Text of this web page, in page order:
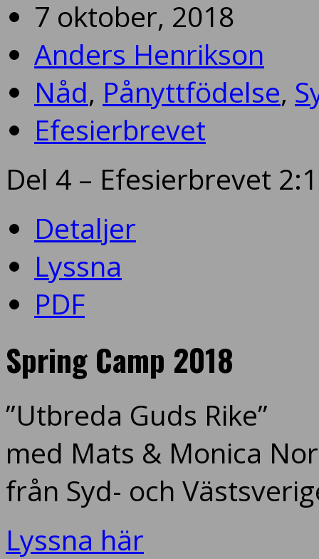
7 oktober, 2018
Anders Henrikson
Nåd, Pånyttfödelse,
Efesierbrevet
Del 4 – Efesierbrevet
Detaljer
Lyssna
PDF
Spring Camp 2018
”Utbreda Guds Rike”
med Mats & Monica
från Syd- och
Lyssna här